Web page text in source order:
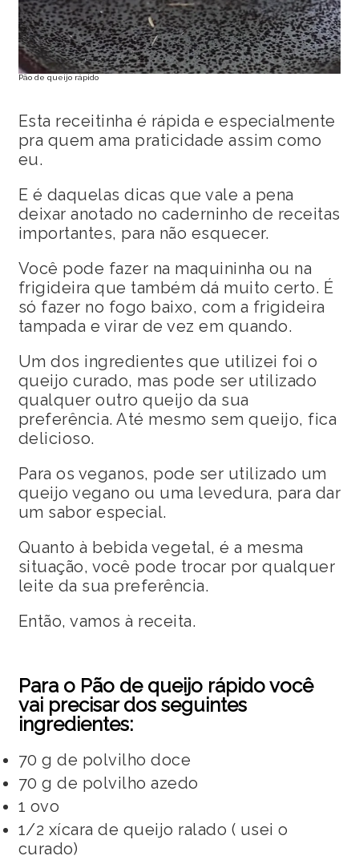
Pão de queijo rápido
Esta receitinha é rápida e especialmente
pra quem ama praticidade assim como
eu.
E é daquelas dicas que vale a pena
deixar anotado no caderninho de receitas
importantes, para não esquecer.
Você pode fazer na maquininha ou na
frigideira que também dá muito certo. É
só fazer no fogo baixo, com a frigideira
tampada e virar de vez em quando.
Um dos ingredientes que utilizei foi o
queijo curado, mas pode ser utilizado
qualquer outro queijo da sua
preferência. Até mesmo sem queijo, fica
delicioso.
Para os veganos, pode ser utilizado um
queijo vegano ou uma levedura, para dar
um sabor especial.
Quanto à bebida vegetal, é a mesma
situação, você pode trocar por qualquer
leite da sua preferência.
Então, vamos à receita.
Para o Pão de queijo rápido você
vai precisar dos seguintes
ingredientes:
70 g de polvilho doce
70 g de polvilho azedo
1 ovo
1/2 xícara de queijo ralado ( usei o
curado)